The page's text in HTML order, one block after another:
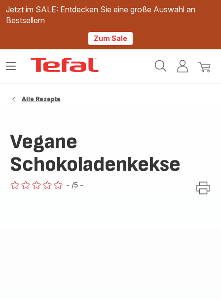
Jetzt im SALE: Entdecken Sie eine große Auswahl an
Bestsellern
Zum Sale
Mein
Mein
Das
Alle Rezepte
Vegane
Schokoladenkekse
- /5 -